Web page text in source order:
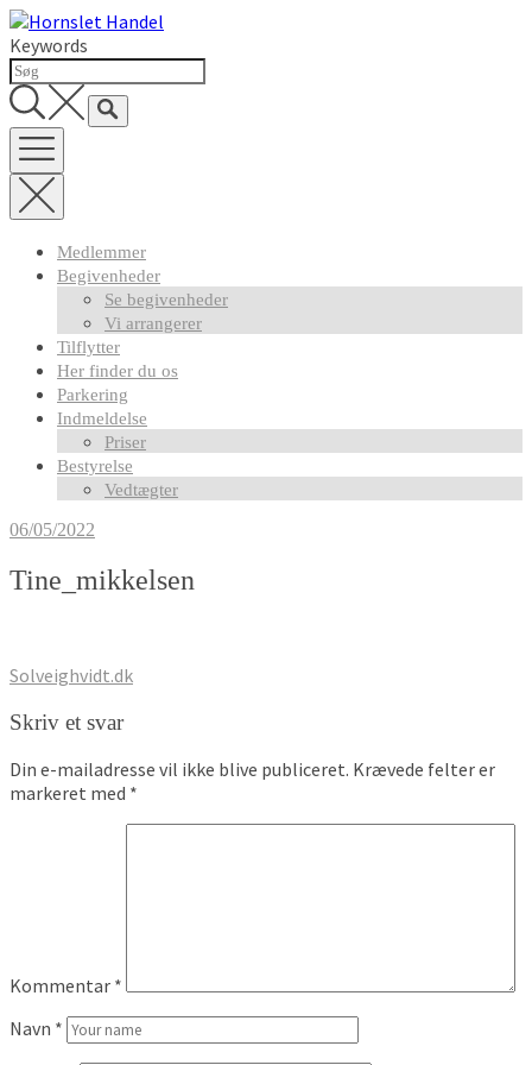
Skip
to
content
Keywords
Medlemmer
Begivenheder
Se begivenheder
Vi arrangerer
Tilflytter
Her finder du os
Parkering
Indmeldelse
Priser
Bestyrelse
Vedtægter
06/05/2022
Tine_mikkelsen
Indlægsnavigation
Solveighvidt.dk
Skriv et svar
Din e-mailadresse vil ikke blive publiceret. Krævede felter er
markeret med *
Kommentar *
Navn *